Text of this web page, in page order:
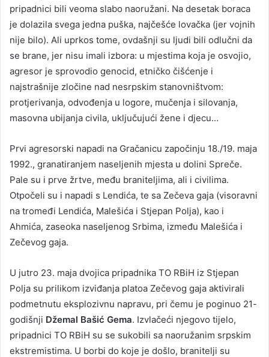
pripadnici bili veoma slabo naoružani. Na desetak boraca
je dolazila svega jedna puška, najčešće lovačka (jer vojnih
nije bilo). Ali uprkos tome, ovdašnji su ljudi bili odlučni da
se brane, jer nisu imali izbora: u mjestima koja je osvojio,
agresor je sprovodio genocid, etničko čišćenje i
najstrašnije zločine nad nesrpskim stanovništvom:
protjerivanja, odvođenja u logore, mučenja i silovanja,
masovna ubijanja civila, uključujući žene i djecu…
Prvi agresorski napadi na Gračanicu započinju 18./19. maja
1992., granatiranjem naseljenih mjesta u dolini Spreče.
Pale su i prve žrtve, među braniteljima, ali i civilima.
Otpočeli su i napadi s Lendića, te sa Zečeva gaja (visoravni
na tromeđi Lendića, Malešića i Stjepan Polja), kao i
Ahmića, zaseoka naseljenog Srbima, između Malešića i
Zečevog gaja.
U jutro 23. maja dvojica pripadnika TO RBiH iz Stjepan
Polja su prilikom izviđanja platoa Zečevog gaja aktivirali
podmetnutu eksplozivnu napravu, pri čemu je poginuo 21-
godišnji Džemal Bašić Gema. Izvlačeći njegovo tijelo,
pripadnici TO RBiH su se sukobili sa naoružanim srpskim
ekstremistima. U borbi do koje je došlo, branitelji su